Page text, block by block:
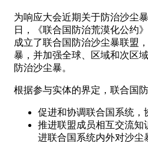
为响应大会近期关于防治沙尘
日，《联合国防治荒漠化公约
成立了联合国防治沙尘暴联盟
暴，并加强全球、区域和次区
防治沙尘暴。
根据参与实体的界定，联合国
促进和协调联合国系统，
推进联盟成员相互交流知
进联合国系统内外对沙尘